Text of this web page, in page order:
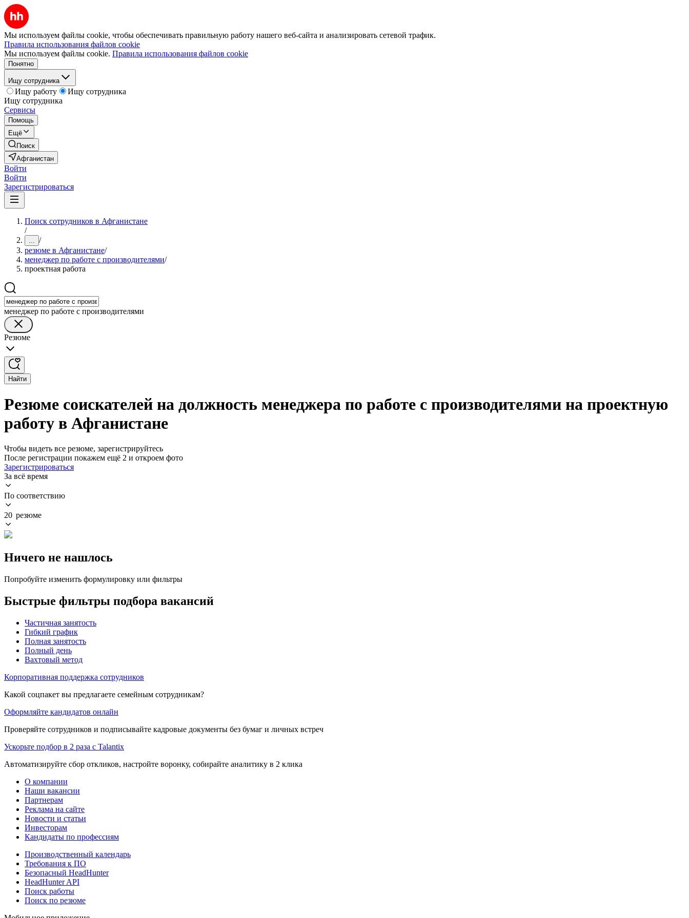
Мы используем файлы cookie, чтобы обеспечивать правильную работу нашего веб-сайта и анализировать сетевой трафик.
Правила использования файлов cookie
Мы используем файлы cookie. Правила использования файлов cookie
Понятно
Ищу сотрудника
Ищу работу
Ищу сотрудника
Ищу сотрудника
Сервисы
Помощь
Ещё
Поиск
Афганистан
Войти
Войти
Зарегистрироваться
Поиск сотрудников в Афганистане
/
... /
резюме в Афганистане/
менеджер по работе с производителями/
проектная работа
менеджер по работе с производителями
Резюме
Найти
Резюме соискателей на должность менеджера по работе с производителями на проектную
работу в Афганистане
Чтобы видеть все резюме, зарегистрируйтесь
После регистрации покажем ещё 2 и откроем фото
Зарегистрироваться
За всё время
По соответствию
20 резюме
Ничего не нашлось
Попробуйте изменить формулировку или фильтры
Быстрые фильтры подбора вакансий
Частичная занятость
Гибкий график
Полная занятость
Полный день
Вахтовый метод
Корпоративная поддержка сотрудников
Какой соцпакет вы предлагаете семейным сотрудникам?
Оформляйте кандидатов онлайн
Проверяйте сотрудников и подписывайте кадровые документы без бумаг и личных встреч
Ускорьте подбор в 2 раза с Talantix
Автоматизируйте сбор откликов, настройте воронку, собирайте аналитику в 2 клика
О компании
Наши вакансии
Партнерам
Реклама на сайте
Новости и статьи
Инвесторам
Кандидаты по профессиям
Производственный календарь
Требования к ПО
Безопасный HeadHunter
HeadHunter API
Поиск работы
Поиск по резюме